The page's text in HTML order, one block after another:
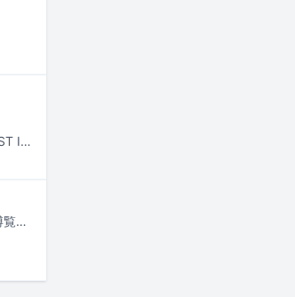
King Gnuが7月7日よりカンテレ・フジテレビ系で放送されるテレビアニメ「攻殻機動隊 THE GHOST IN THE SHELL」のオープニングテーマを担当する。
10月10日と11日に京都・梅小路公園 芝生広場で行われる、くるり主催の音楽イベント「京都音楽博覧会2026 in 梅小路公園」の出演アーティスト日割りが発表された。